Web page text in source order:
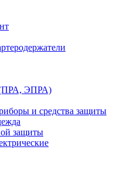
(ПРА, ЭПРА)
и средства защиты
защиты